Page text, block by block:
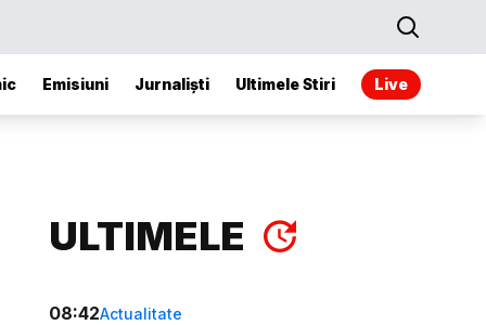
Emisiuni Jurnaliști Ultimele Stiri Live
ULTIMELE
08:42Actualitate